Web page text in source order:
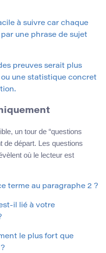
à suivre car chaque
une phrase de sujet
preuves serait plus
une statistique concret
un tour de “questions
de départ. Les questions
où le lecteur est
terme au paragraphe 2 ?
il lié à votre
le plus fort que